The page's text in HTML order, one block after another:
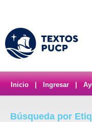
Inicio Ingresar
Búsqueda por